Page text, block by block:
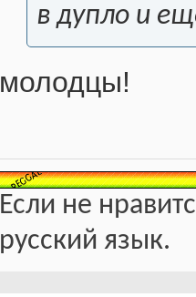
в дупло и
молодцы!
Если не
русский язык.